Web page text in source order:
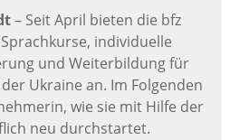
– Seit April bieten die bfz
individuelle
und Weiterbildung für
Ukraine an. Im Folgenden
wie sie mit Hilfe der
neu durchstartet.